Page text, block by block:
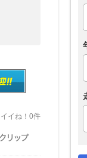
イイね！0件